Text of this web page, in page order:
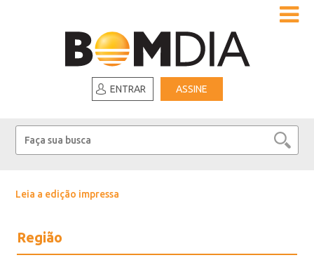
ENTRAR ASSINE
Leia a edição impressa
Região